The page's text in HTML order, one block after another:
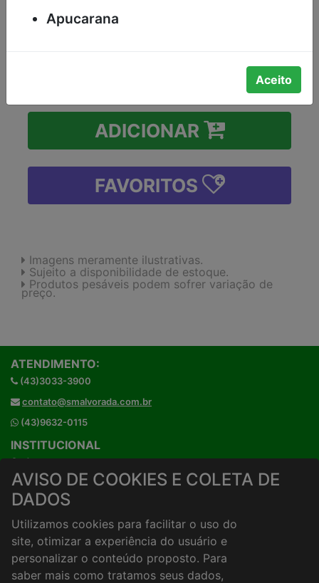
R$7,79
+
ADICIONAR
FAVORITOS
Imagens meramente ilustrativas.
Sujeito a disponibilidade de estoque.
Produtos pesáveis podem sofrer variação de
preço.
Apucarana
Aceito
AVISO DE COOKIES E COLETA DE
DADOS
Utilizamos cookies para facilitar o uso do
site, otimizar a experiência do usuário e
personalizar o conteúdo proposto. Para
saber mais como tratamos seus dados,
ATENDIMENTO:
(43)3033-3900
contato@smalvorada.com.br
(43)9632-0115
INSTITUCIONAL
Onde estamos
Horários de atendimento
HORÁRIOS E ENTREGA
Formas de Pagamento
Horários de Entrega
Taxa de entrega
Cidades Atendidas